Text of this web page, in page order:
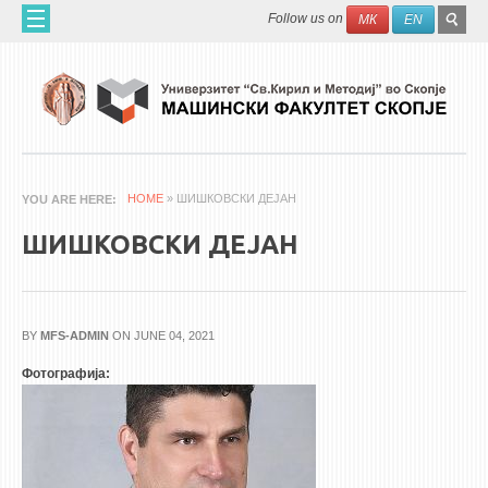
Skip to main content Search
Follow us on МК EN
ЗА НАС
60 ГОДИНИ МФ
НАУЧНА ДЕЈНОСТ
АПЛИКАТИВНА ДЕЈНОСТ
МЕЃУНАРОДНА СОРАБОТКА
ERASMUS+
YOU ARE HERE HOME » ШИШКОВСКИ ДЕЈАН
ШИШКОВСКИ ДЕЈАН
BY MFS-ADMIN ON JUNE 04, 2021
Фотографија: